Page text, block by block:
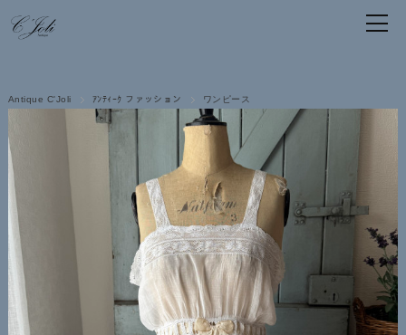
Antique C'Joli ｱﾝﾃｨｰｸ ファッション ワンピース